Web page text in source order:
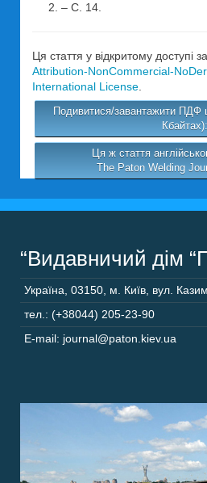
2. – С. 14.
Ця стаття у відкритому доступі за
Attribution-NonCommercial-
International License
Подивитися/завантажити ПДФ
Ця ж стаття
The Paton Welding
“Видавничий дім
Україна 03150 м. Київ, вул.
тел.: (+38044) 205-23-90
E-mail: journal@paton.kiev.ua